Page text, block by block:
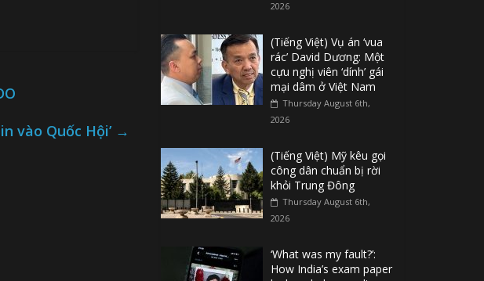
vào Quốc Hội’ →
2026
(Tiếng Việt) Vụ án ‘vua
rác’ David Dương: Một
cựu nghị viên ‘dính’ gái
mại dâm ở Việt Nam
Thursday August 6th,
2026
(Tiếng Việt) Mỹ kêu gọi
công dân chuẩn bị rời
khỏi Trung Đông
Thursday August 6th,
2026
‘What was my fault?’:
How India’s exam paper